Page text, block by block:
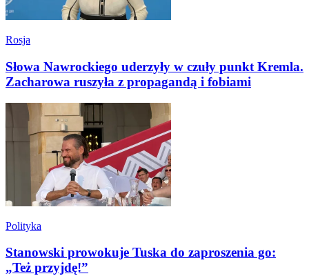
Rosja
Słowa Nawrockiego uderzyły w czuły punkt Kremla.
Zacharowa ruszyła z propagandą i fobiami
Polityka
Stanowski prowokuje Tuska do zaproszenia go:
„Też przyjdę!”